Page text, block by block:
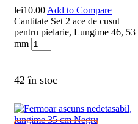
lei10.00 Add to Compare
Cantitate Set 2 ace de cusut
pentru pielarie, Lungime 46, 53
mm
42 în stoc